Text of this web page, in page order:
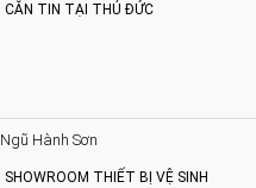
CĂN TIN TẠI THỦ ĐỨC
Hành Sơn
SHOWROOM THIẾT BỊ VỆ SINH